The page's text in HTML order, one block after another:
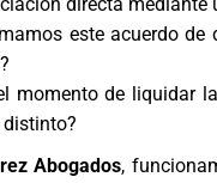
este acuerdo de
momento de liquidar
distinto?
Abogados,